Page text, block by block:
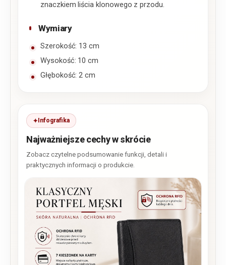
znaczkiem liścia klonowego z przodu.
Wymiary
Szerokość: 13 cm
Wysokość: 10 cm
Głębokość: 2 cm
Infografika
Najważniejsze cechy w skrócie
Zobacz czytelne podsumowanie funkcji, detali i
praktycznych informacji o produkcie.